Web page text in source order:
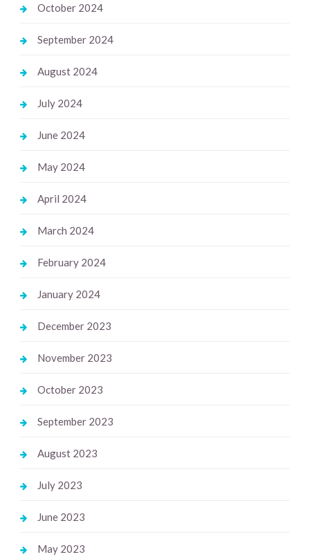
October 2024
September 2024
August 2024
July 2024
June 2024
May 2024
April 2024
March 2024
February 2024
January 2024
December 2023
November 2023
October 2023
September 2023
August 2023
July 2023
June 2023
May 2023